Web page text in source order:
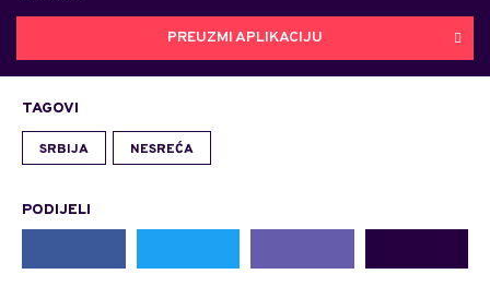
PREUZMI APLIKACIJU
TAGOVI
SRBIJA NESREĆA
PODIJELI